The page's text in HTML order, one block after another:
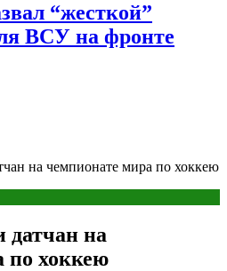
“жесткой”
ВСУ на фронте
на чемпионате мира по хоккею
датчан на
по хоккею